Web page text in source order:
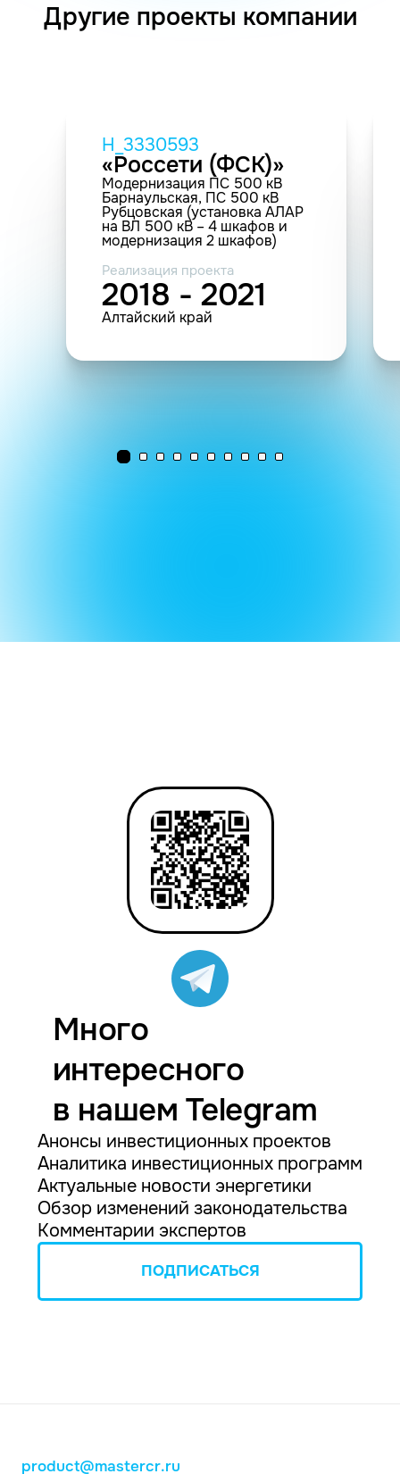
Другие проекты компании
H_3330593
«Россети (ФСК)»
Модернизация ПС 500 кВ
Барнаульская, ПС 500 кВ
Рубцовская (установка АЛАР
на ВЛ 500 кВ – 4 шкафов и
модернизация 2 шкафов)
Реализация проекта
2018 - 2021
Алтайский край
Много
интересного
в нашем Telegram
Анонсы инвестиционных проектов
Аналитика инвестиционных программ
Актуальные новости энергетики
Обзор изменений законодательства
Комментарии экспертов
ПОДПИСАТЬСЯ
product@mastercr.ru